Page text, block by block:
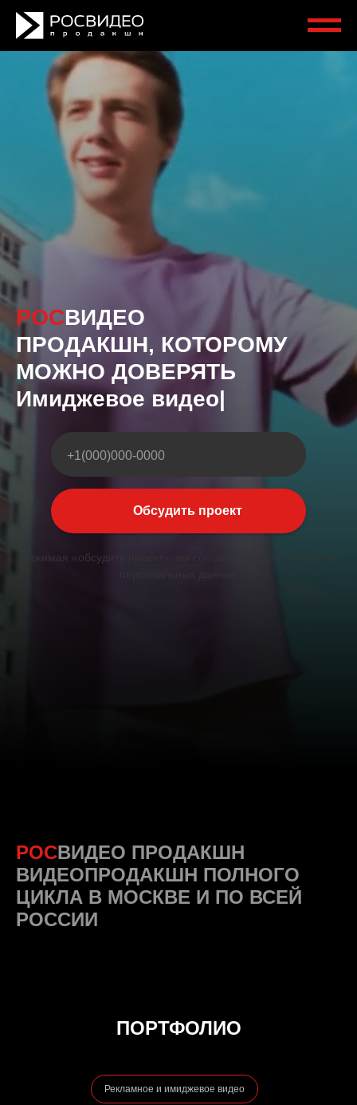
РОСВИДЕО
ПРОДАКШН, КОТОРОМУ
МОЖНО ДОВЕРЯТЬ
Презент|
+1(000)000-0000
Обсудить проект
Нажимая «обсудить проект», вы соглашаетесь на обработку
РОСВИДЕО ПРОДАКШН
ВИДЕОПРОДАКШН ПОЛНОГО
ЦИКЛА В МОСКВЕ И ПО ВСЕЙ
РОССИИ
ПОРТФОЛИО
Рекламное и имиджевое видео